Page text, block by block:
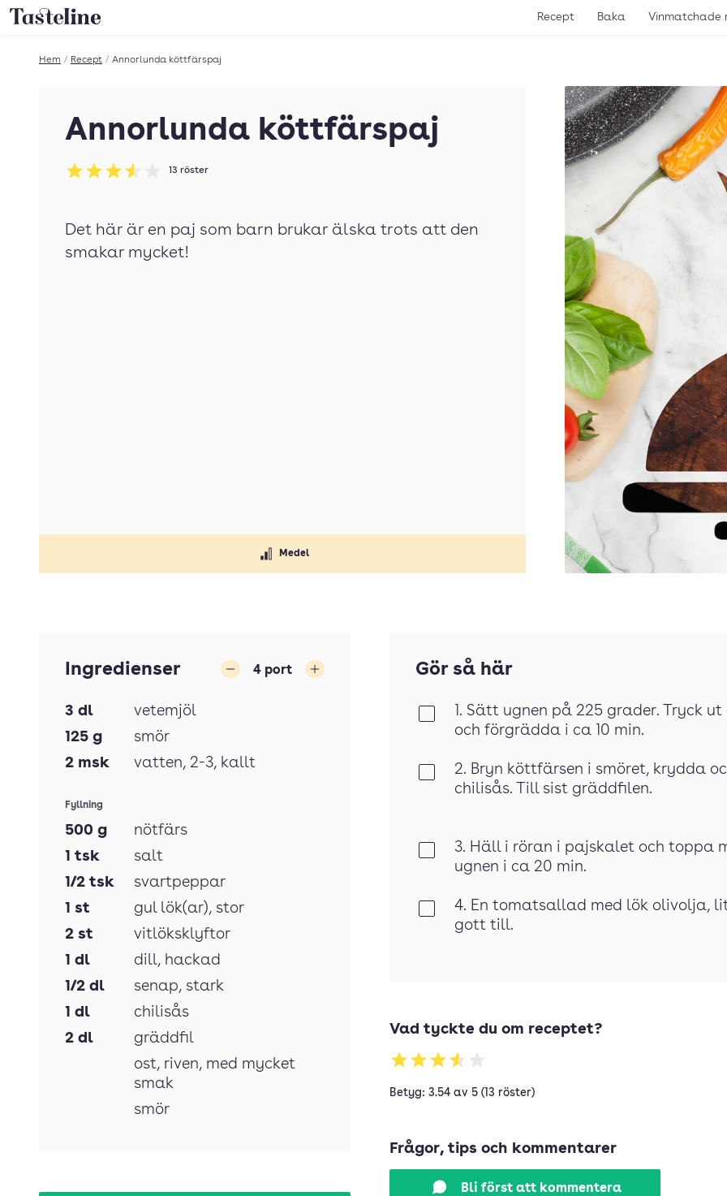
Till Tastelines startsida Recept Baka Vinmatchade
Hem / Recept / Annorlunda köttfärspaj
Annorlunda köttfärspaj
Betyg: 3.54 av 5
13 röster
Medel
Det här är en paj som barn brukar älska trots att den
smakar mycket!
Ingredienser 4 port
3 dl
vetemjöl
125 g
smör
2 msk vatten, 2-3, kallt
Fyllning
500 g
nötfärs
1 tsk
salt
1/2 tsk
svartpeppar
1 st gul lök(ar), stor
2 st
vitlöksklyftor
1 dl dill, hackad
1/2 dl senap, stark
1 dl
chilisås
2 dl
gräddfil
ost, riven, med mycket
smak
smör
Gör så här
1. Sätt ugnen på 225 grader. Tryck
och förgrädda i ca 10 min.
2. Bryn köttfärsen i smöret, krydda
chilisås. Till sist gräddfilen.
3. Häll i röran i pajskalet och toppa
ugnen i ca 20 min.
4. En tomatsallad med lök olivolja,
gott till.
Vad tyckte du om receptet?
Betyg: 3.54 av 5 (13 röster)
Frågor, tips och kommentarer
Bli först att kommentera